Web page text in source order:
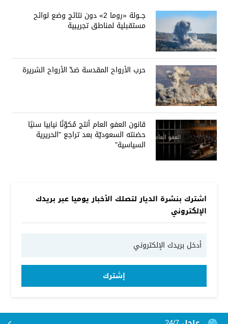
جــولة «روما 2» دون نتائج وضع لوائح
مستقبلية لمناطق تجريبية
حرب الأرواح المقدسة ضدّ الأرواح الشريرة
قانون العفو العام أنتج مُكوّنًا نيابيا سنيًا
حضنته السعوديّة بعد تراجع "الحريرية
السياسية"
اشترك بنشرة الديار لتصلك الأخبار يوميا عبر بريدك
الإلكتروني
إشترك